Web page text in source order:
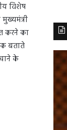
विशेष
करने का
बताते
के